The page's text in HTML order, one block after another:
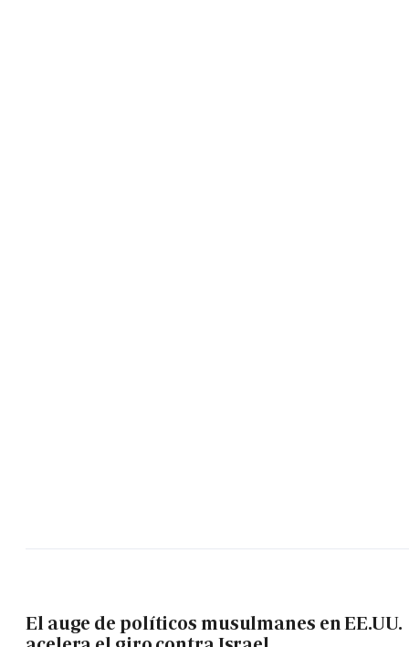
El auge de políticos musulmanes en EE.UU.